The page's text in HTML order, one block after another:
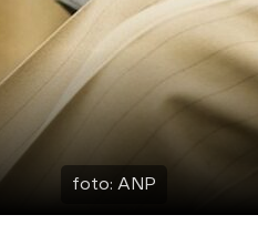
foto: ANP